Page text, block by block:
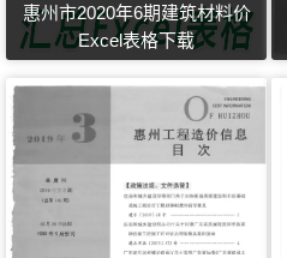
惠州市2020年6期建筑材料价
Excel表格下载